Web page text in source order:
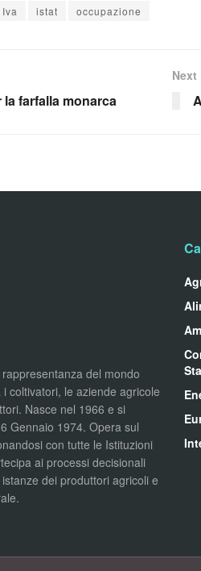
istat occupazione
la farfalla monarca
Next
rappresentanza del mondo
coltivatori, le aziende agricole
Nasce nel 1966 e si
Gennaio 1974. Opera sul
con tutte le Istituzioni
ai processi decisionali
dei produttori agricoli e